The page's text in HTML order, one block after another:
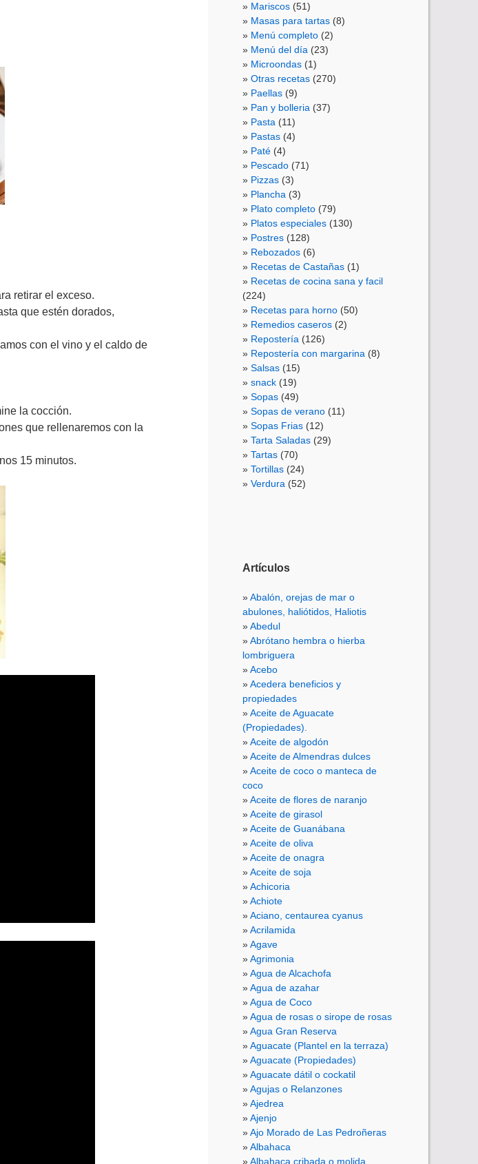
retirar el exceso.
que estén dorados,
con el vino y el caldo de
la cocción.
que rellenaremos con la
15 minutos.
Mariscos (51)
Masas para tartas (8)
Menú completo (2)
Menú del día (23)
Microondas (1)
Otras recetas (270)
Paellas (9)
Pan y bolleria (37)
Pasta (11)
Pastas (4)
Paté (4)
Pescado (71)
Pizzas (3)
Plancha (3)
Plato completo (79)
Platos especiales (130)
Postres (128)
Rebozados (6)
Recetas de Castañas (1)
Recetas de cocina sana y facil
(224)
Recetas para horno (50)
Remedios caseros (2)
Repostería (126)
Repostería con margarina (8)
Salsas (15)
snack (19)
Sopas (49)
Sopas de verano (11)
Sopas Frias (12)
Tarta Saladas (29)
Tartas (70)
Tortillas (24)
Verdura (52)
Artículos
Abalón, orejas de mar o
abulones, haliótidos, Haliotis
Abedul
Abrótano hembra o hierba
lombriguera
Acebo
Acedera beneficios y
propiedades
Aceite de Aguacate
(Propiedades).
Aceite de algodón
Aceite de Almendras dulces
Aceite de coco o manteca de
coco
Aceite de flores de naranjo
Aceite de girasol
Aceite de Guanábana
Aceite de oliva
Aceite de onagra
Aceite de soja
Achicoria
Achiote
Aciano, centaurea cyanus
Acrilamida
Agave
Agrimonia
Agua de Alcachofa
Agua de azahar
Agua de Coco
Agua de rosas o sirope de rosas
Agua Gran Reserva
Aguacate (Plantel en la terraza)
Aguacate (Propiedades)
Aguacate dátil o cockatil
Agujas o Relanzones
Ajedrea
Ajenjo
Ajo Morado de Las Pedroñeras
Albahaca
Albahaca cribada o molida